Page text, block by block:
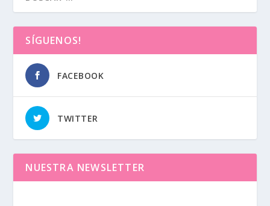
SÍGUENOS!
FACEBOOK
TWITTER
NUESTRA NEWSLETTER